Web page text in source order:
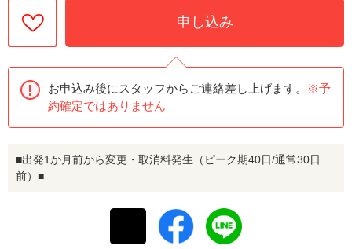
申し込み
お申込み後にスタッフからご連絡差し上げます。
※予
約確定ではありません
■出発1か月前から変更・取消料発生（ピーク期40日/通常30日
前）■